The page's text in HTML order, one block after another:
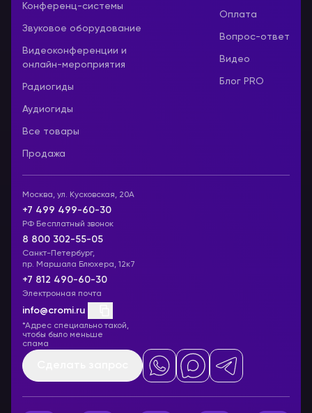
Конференц-системы
Звуковое оборудование
Видеоконференции и
онлайн-мероприятия
Радиогиды
Аудиогиды
Все товары
Продажа
Оплата
Вопрос-ответ
Видео
Блог PRO
Москва, ул. Кусковская, 20А
+7 499 499-60-30
РФ Бесплатный звонок
8 800 302-55-05
Санкт-Петербург,
пр. Маршала Блюхера, 12к7
+7 812 490-60-30
Электронная почта
info@cromi.ru
*Адрес специально такой,
чтобы было меньше
спама